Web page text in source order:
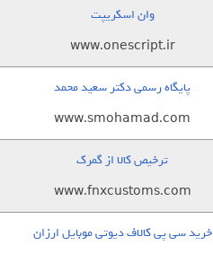
وان اسکریپت
www.onescript.ir
پایگاه رسمی دکتر سعید محمد
www.smohamad.com
ترخیص کالا از گمرک
www.fnxcustoms.com
خرید سی پی کالاف دیوتی موبایل ارزان